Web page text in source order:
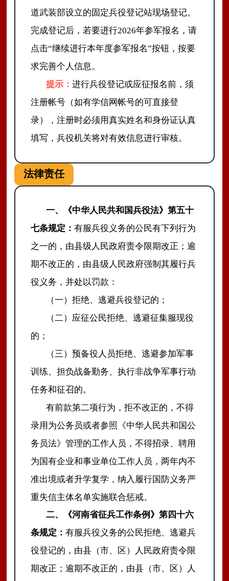
道武装部设立的固定兵役登记站现场登记。
完成登记后，若要进行2026年参军报名，请
点击“继续进行本年度参军报名”按钮，按要
求完善个人信息。
提示：进行兵役登记或应征报名前，须
注册帐号（如有学信网帐号的可直接登
录），注册时必须用真实姓名和身份证认真
填写，兵役机关将对有效信息进行审核。
法律责任
一、《中华人民共和国兵役法》第五十
七条规定：有服兵役义务的公民有下列行为
之一的，由县级人民政府责令限期改正；逾
期不改正的，由县级人民政府强制其履行兵
役义务，并处以罚款：
（一）拒绝、逃避兵役登记的；
（二）应征公民拒绝、逃避征集服现役
的；
（三）预备役人员拒绝、逃避参加军事
训练、担负战备勤务、执行非战争军事行动
任务和征召的。
有前款第二项行为，拒不改正的，不得
录用为公务员或者参照《中华人民共和国公
务员法》管理的工作人员，不得招录、聘用
为国有企业和事业单位工作人员，两年内不
准出境或者升学复学，纳入履行国防义务严
重失信主体名单实施联合惩戒。
二、《河南省征兵工作条例》第四十六
条规定：有服兵役义务的公民拒绝、逃避兵
役登记的，由县（市、区）人民政府责令限
期改正；逾期不改正的，由县（市、区）人